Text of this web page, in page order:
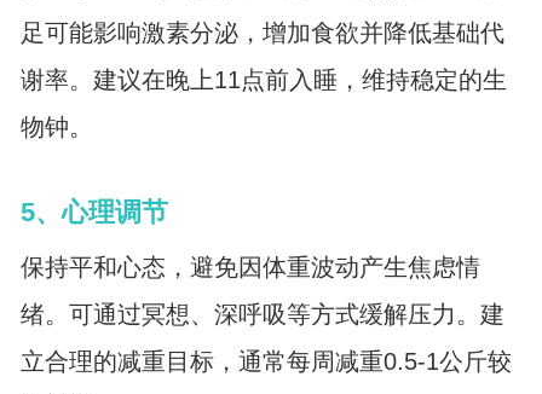
足可能影响激素分泌，增加食欲并降低基础代
谢率。建议在晚上11点前入睡，维持稳定的生
物钟。
5、心理调节
保持平和心态，避免因体重波动产生焦虑情
绪。可通过冥想、深呼吸等方式缓解压力。建
立合理的减重目标，通常每周减重0.5-1公斤较